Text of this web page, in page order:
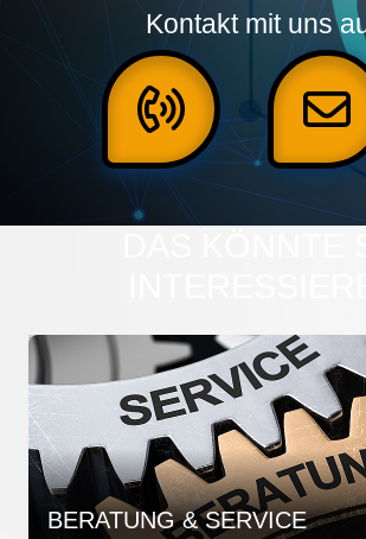
Kontakt mit uns
BERATUNG & SERVICE